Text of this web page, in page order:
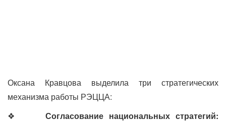
Оксана Кравцова выделила три стратегических
механизма работы РЭЦЦА:
❖Согласование национальных стратегий: